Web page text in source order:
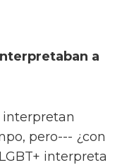
a
interpretan
pero--- ¿con
interpreta